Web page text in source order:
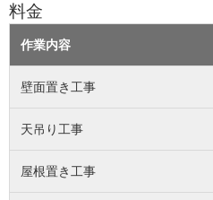
料金
作業内容
壁面置き工事
天吊り工事
屋根置き工事